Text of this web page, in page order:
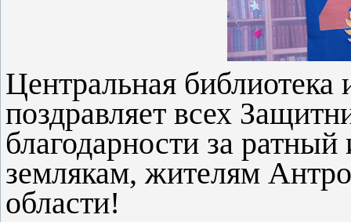
Центральная
поздравляет всех
благодарности за
землякам, жителям
области!